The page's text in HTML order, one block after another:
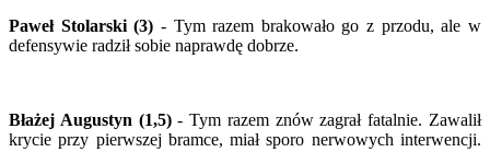
Paweł Stolarski (3) - Tym razem brakowało go z przodu, ale w
defensywie radził sobie naprawdę dobrze.
Błażej Augustyn (1,5)- Tym razem znów zagrał fatalnie. Zawalił
krycie przy pierwszej bramce, miał sporo nerwowych interwencji.